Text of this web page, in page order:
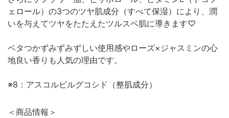
ェロール）の3つのツヤ肌成分（すべて保湿）により、潤
いを与えてツヤをたたえたツルスベ肌に導きます♡
ベタつかずみずみずしい使用感やローズ×ジャスミンの心
地良い香りも人気の理由です。
※8：アスコルビルグコシド（整肌成分）
＜商品情報＞